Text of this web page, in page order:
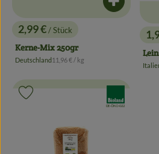
, Preis:
2,99 €/ Stück
Kerne-Mix 250gr
, Herkunft:
Deutschland, Referenzpreis:
11,96 € / kg
Produkt
,
,
, Kontrollstelle:
DE-ÖKO-022
Produkt zu Favouriten hinzufügen